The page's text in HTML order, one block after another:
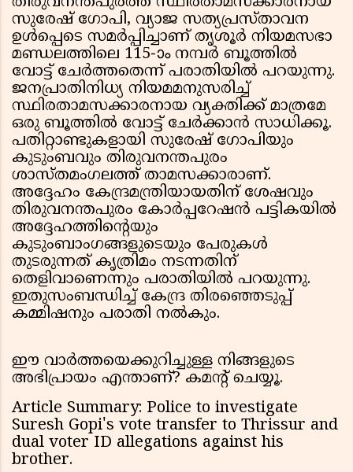
സുരേഷ് ഗോപി, വ്യാജ സത്യപ്രസ്താവന
ഉൾപ്പെടെ സമർപ്പിച്ചാണ് തൃശൂർ നിയമസഭാ
മണ്ഡലത്തിലെ 115-ാം നമ്പർ ബൂത്തിൽ
വോട്ട് ചേർത്തതെന്ന് പരാതിയിൽ പറയുന്നു.
ജനപ്രാതിനിധ്യ നിയമമനുസരിച്ച്
സ്ഥിരതാമസക്കാരനായ വ്യക്തിക്ക് മാത്രമേ
ഒരു ബൂത്തിൽ വോട്ട് ചേർക്കാൻ സാധിക്കൂ.
പതിറ്റാണ്ടുകളായി സുരേഷ് ഗോപിയും
കുടുംബവും തിരുവനന്തപുരം
ശാസ്തമംഗലത്ത് താമസക്കാരാണ്.
അദ്ദേഹം കേന്ദ്രമന്ത്രിയായതിന് ശേഷവും
തിരുവനന്തപുരം കോർപ്പറേഷൻ പട്ടികയിൽ
അദ്ദേഹത്തിന്റെയും
കുടുംബാംഗങ്ങളുടെയും പേരുകൾ
തുടരുന്നത് കൃത്രിമം നടന്നതിന്
തെളിവാണെന്നും പരാതിയിൽ പറയുന്നു.
ഇതുസംബന്ധിച്ച് കേന്ദ്ര തിരഞ്ഞെടുപ്പ്
കമ്മിഷനും പരാതി നൽകും.
ഈ വാർത്തയെക്കുറിച്ചുള്ള നിങ്ങളുടെ
അഭിപ്രായം എന്താണ്? കമന്റ് ചെയ്യൂ.
Article Summary: Police to investigate
Suresh Gopi's vote transfer to Thrissur and
dual voter ID allegations against his
brother.